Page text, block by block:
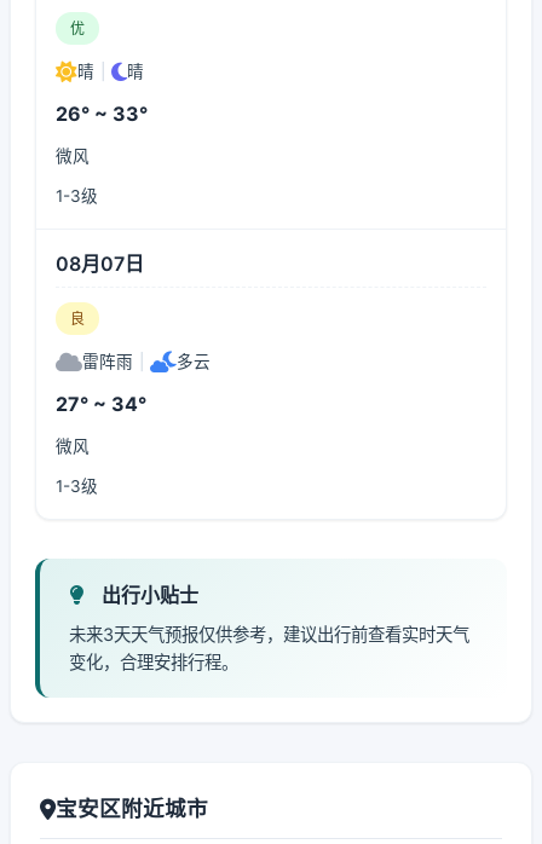
优
晴 晴
26° ~ 33°
微风
1-3级
08月07日
良
雷阵雨 多云
27° ~ 34°
微风
1-3级
出行小贴士
未来3天天气预报仅供参考，建议出行前查看实时天气
变化，合理安排行程。
宝安区附近城市